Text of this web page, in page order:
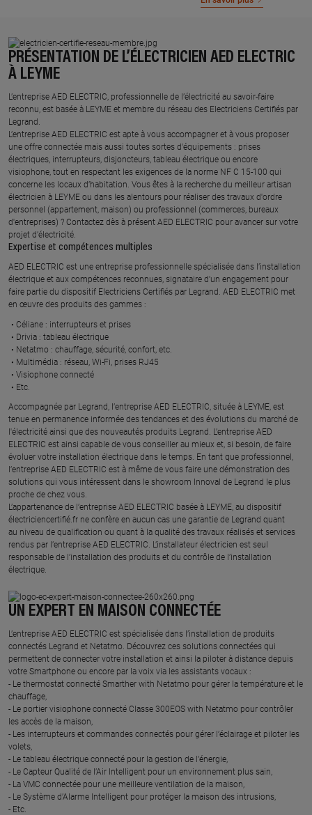
PRÉSENTATION DE L’ÉLECTRICIEN AED ELECTRIC
À LEYME
L’entreprise AED ELECTRIC, professionnelle de l’électricité au savoir-faire
reconnu, est basée à LEYME et membre du réseau des Electriciens Certifiés par
Legrand.​
L’entreprise AED ELECTRIC est apte à vous accompagner et à vous proposer
une offre connectée mais aussi toutes sortes d'équipements : prises
électriques, interrupteurs, disjoncteurs, tableau électrique ou encore
visiophone, tout en respectant les exigences de la norme NF C 15-100 qui
concerne les locaux d’habitation. Vous êtes à la recherche du meilleur artisan
électricien à LEYME ou dans les alentours pour réaliser des travaux d'ordre
personnel (appartement, maison) ou professionnel (commerces, bureaux
d'entreprises) ? Contactez dès à présent AED ELECTRIC pour avancer sur votre
projet d’électricité.
Expertise et compétences multiples​
​AED ELECTRIC est une entreprise professionnelle spécialisée dans l’installation
électrique et aux compétences reconnues, ​signataire d'un engagement pour
faire partie du dispositif Electriciens Certifiés par Legrand​. AED ELECTRIC met
en œuvre des produits des gammes : ​
Céliane : interrupteurs et prises ​
Drivia : tableau électrique ​
Netatmo : chauffage, sécurité, confort, etc.​
Multimédia : réseau, Wi-Fi, prises RJ45​
Visiophone connecté​
Etc.​
​Accompagnée par Legrand, l’entreprise AED ELECTRIC, située à LEYME, est
tenue en permanence informée des tendances et des évolutions du marché de
l'électricité ainsi que des nouveautés produits Legrand. L’entreprise AED
ELECTRIC est ainsi capable de vous conseiller au mieux et, si besoin, de faire
évoluer votre installation électrique dans le temps. En tant que professionnel,
l’entreprise AED ELECTRIC est à même de vous faire une démonstration des
solutions qui vous intéressent dans le showroom Innoval de Legrand le plus
proche de chez vous.​
L’appartenance de l’entreprise AED ELECTRIC basée à LEYME, au dispositif
électriciencertifié.fr ne confère en aucun cas une garantie de Legrand quant
au niveau de qualification ou quant à la qualité des travaux réalisés et services
rendus par l’entreprise AED ELECTRIC. L’installateur électricien est seul
responsable de l’installation des produits et du contrôle de l’installation
électrique.
UN EXPERT EN MAISON CONNECTÉE
L’entreprise AED ELECTRIC est spécialisée dans l’installation de produits
connectés Legrand et Netatmo. Découvrez ces solutions connectées qui
permettent de connecter votre installation et ainsi la piloter à distance depuis
votre Smartphone ou encore par la voix via les assistants vocaux :
- Le thermostat connecté Smarther with Netatmo pour gérer la température et le
chauffage,
- Le portier visiophone connecté Classe 300EOS with Netatmo pour contrôler
les accès de la maison,
- Les interrupteurs et commandes connectés pour gérer l’éclairage et piloter les
volets,
- Le tableau électrique connecté pour la gestion de l’énergie,
- Le Capteur Qualité de l’Air Intelligent pour un environnement plus sain,
- La VMC connectée pour une meilleure ventilation de la maison,
- Le Système d’Alarme Intelligent pour protéger la maison des intrusions,
- Etc.